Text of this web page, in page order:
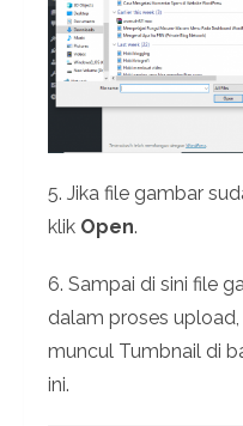
5. Jika file gambar
klik Open.
6. Sampai di sini file
dalam proses upload,
muncul Tumbnail di
ini.